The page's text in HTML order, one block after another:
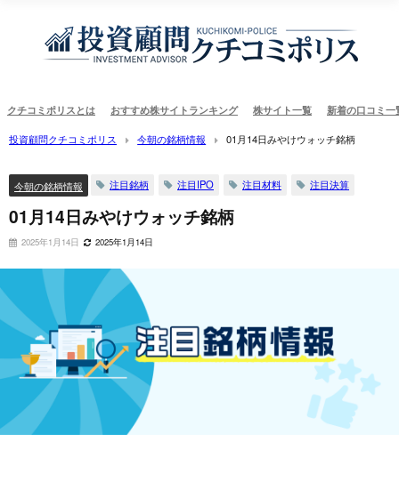
クチコミポリスとは おすすめ株サイトランキング 株サイト一覧 新着の口コミ一
投資顧問クチコミポリス 今朝の銘柄情報 01月14日みやけウォッチ銘柄
今朝の銘柄情報 注目銘柄 注目IPO 注目材料 注目決算
01月14日みやけウォッチ銘柄
2025年1月14日 2025年1月14日